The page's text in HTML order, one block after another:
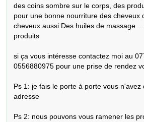
des coins sombre sur le corps, des
pour une bonne nourriture des cheveux
cheveux aussi Des huiles de massage
produits
si ça vous intéresse contactez moi au
0556880975 pour une prise de rendez
Ps 1: je fais le porte à porte vous
adresse
Ps 2: nous pouvons vous ramener les